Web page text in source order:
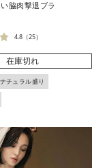
脇肉撃退ブラ
4.8（25）
在庫切れ
チュラル盛り